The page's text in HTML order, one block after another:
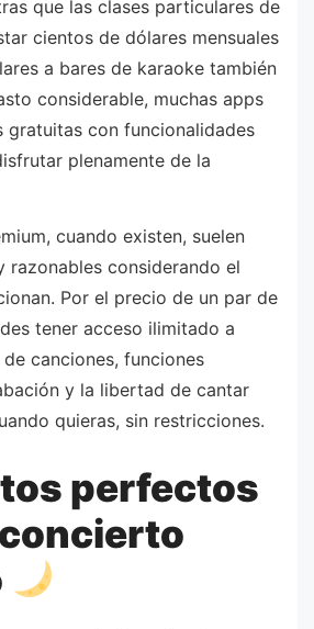
que las clases particulares de
cientos de dólares mensuales
a bares de karaoke también
considerable, muchas apps
gratuitas con funcionalidades
plenamente de la
cuando existen, suelen
razonables considerando el
Por el precio de un par de
tener acceso ilimitado a
canciones, funciones
y la libertad de cantar
quieras, sin restricciones.
perfectos